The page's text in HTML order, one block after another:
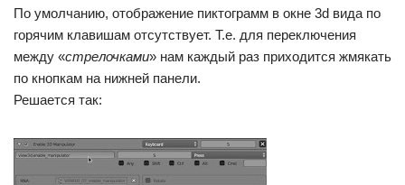
По умолчанию, отображение пиктограмм в окне 3d вида по
горячим клавишам отсутствует. Т.е. для переключения
между «стрелочками» нам каждый раз приходится жмякать
по кнопкам на нижней панели.
Решается так: